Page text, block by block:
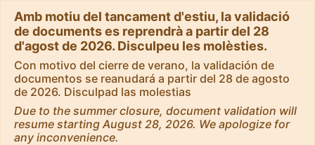
Amb motiu del tancament d'estiu, la validació
de documents es reprendrà a partir del 28
d'agost de 2026. Disculpeu les molèsties.
Con motivo del cierre de verano, la validación de
documentos se reanudará a partir del 28 de agosto
de 2026. Disculpad las molestias
Due to the summer closure, document validation will
resume starting August 28, 2026. We apologize for
any inconvenience.